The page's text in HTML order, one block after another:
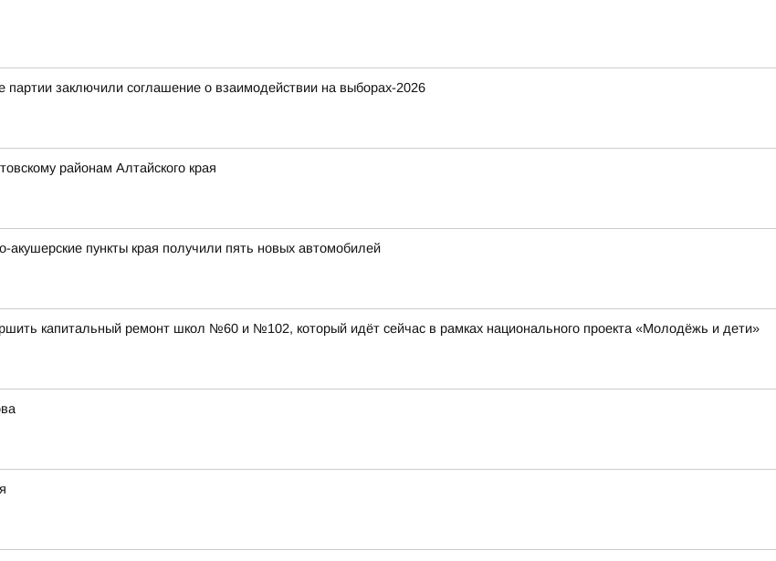
партии заключили соглашение о взаимодействии на выборах-2026
районам Алтайского края
пункты края получили пять новых автомобилей
капитальный ремонт школ №60 и №102, который идёт сейчас в рамках национального проекта «Молодёжь и дети»